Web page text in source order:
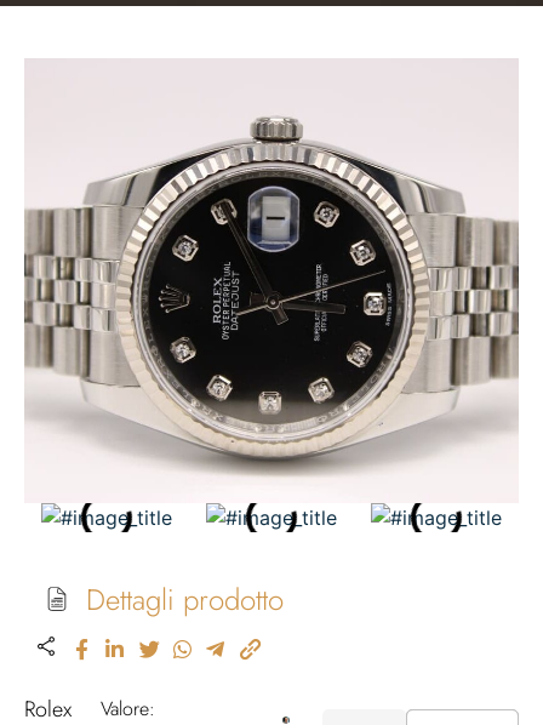
Dettagli prodotto
Rolex Valore: